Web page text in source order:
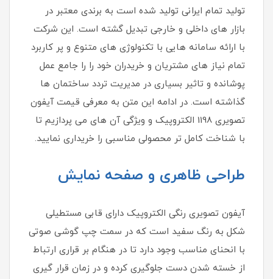
تولید تمام ایرانی تولید شده است به برندی معتبر در
بازار های داخلی و خارجی تبدیل گشته است. این شرکت
با ارائه سامانه هایی با تکنولوژی های متنوع و پر کاربرد
تمام نیاز های مشتریان و خریدران خود را را جامع عمل
پوشانده و تاثیر بسیاری در مدیریت تردد ساختمان ها
گذاشته است. در ادامه این متن به معرفی قیمت آیفون
تصویری 1198 الکتروپیک و ویژگی آن های می پردازیم تا
با شناخت کامل تر محصولی مناسبی را خریداری نمایید.
طراحی ظاهری و صفحه نمایش
آیفون تصویری رنگی الکتروپیک دارای قابی مستطیلی
شکل به رنگ سفید است که در سمت چپ گوشی صوتی
با انحنای مناسب وجود دارد تا در هنگام بر قراری ارتباط
از خسته شدن دست جلوگیری کرده و در زمان قرار گیری